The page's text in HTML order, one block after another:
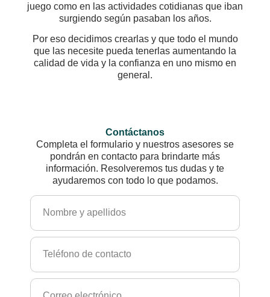
juego como en las actividades cotidianas que iban
surgiendo según pasaban los años.
Por eso decidimos crearlas y que todo el mundo
que las necesite pueda tenerlas aumentando la
calidad de vida y la confianza en uno mismo en
general.
Contáctanos
Completa el formulario y nuestros asesores se
pondrán en contacto para brindarte más
información. Resolveremos tus dudas y te
ayudaremos con todo lo que podamos.